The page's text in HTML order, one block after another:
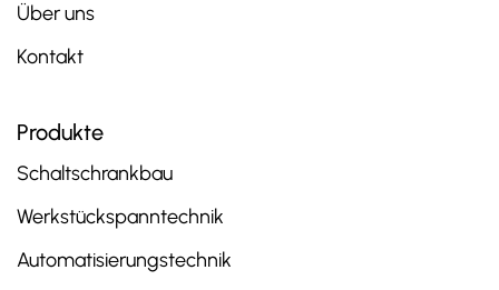
Über uns
Kontakt
Produkte
Schaltschrankbau
Werkstückspanntechnik
Automatisierungstechnik